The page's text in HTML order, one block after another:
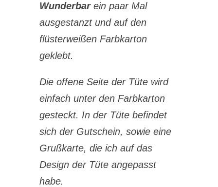
Wunderbarein paar Mal
ausgestanzt und auf den
flüsterweißen Farbkarton
geklebt.
Die offene Seite der Tüte wird
einfach unter den Farbkarton
gesteckt. In der Tüte befindet
sich der Gutschein, sowie eine
Grußkarte, die ich auf das
Design der Tüte angepasst
habe.